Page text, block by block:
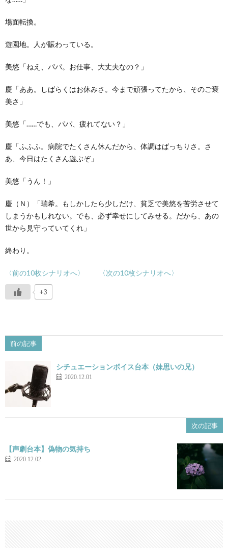
場面転換。
遊園地。人が賑わっている。
美悠「ねえ、パパ。お仕事、大丈夫なの？」
慶「ああ。しばらくはお休みさ。今まで頑張ってたから、そのご褒
美さ」
美悠「……でも、パパ、疲れてない？」
慶「ふふふ。病院でたくさん休んだから、体調はばっちりさ。さ
あ、今日はたくさん遊ぶぞ」
美悠「うん！」
慶（Ｎ）「瑞希。もしかしたら少しだけ、貧乏で美悠を苦労させて
しまうかもしれない。でも、必ず幸せにしてみせる。だから、あの
世から見守っていてくれ」
終わり。
〈前の10枚シナリオへ〉 〈次の10枚シナリオへ〉
+3
前の記事
シチュエーションボイス台本（妹思いの兄）
2020.12.01
次の記事
【声劇台本】偽物の気持ち
2020.12.02